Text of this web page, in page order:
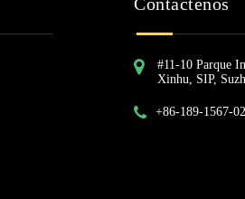
#11-10 Parque
Xinhu, SIP,
+86-189-1567-